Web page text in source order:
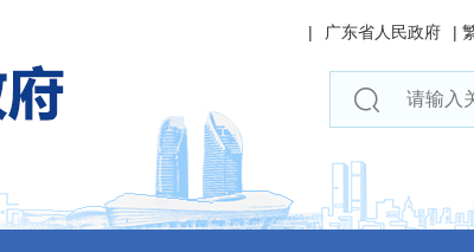
| 广东省人民政府 |